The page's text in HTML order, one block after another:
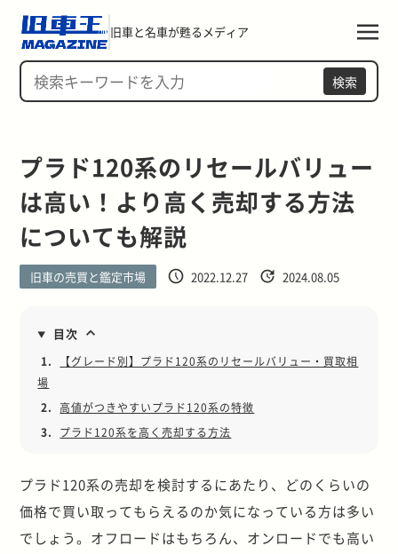
旧車と名車が甦るメディア
検索
プラド120系のリセールバリュー
は高い！より高く売却する方法
についても解説
旧車の売買と鑑定市場 2022.12.27 2024.08.05
目次
1.
【グレード別】プラド120系のリセールバリュー・買取相
場
2.
高値がつきやすいプラド120系の特徴
3.
プラド120系を高く売却する方法
プラド120系の売却を検討するにあたり、どのくらいの
価格で買い取ってもらえるのか気になっている方は多い
でしょう。オフロードはもちろん、オンロードでも高い